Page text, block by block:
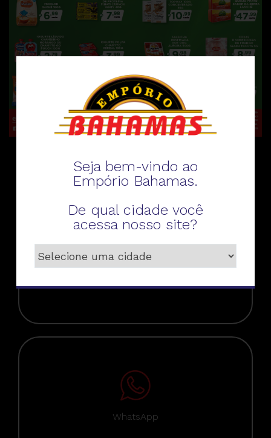
Fale conosco
WhatsApp
Seja bem-vindo ao
Empório Bahamas.
De qual cidade você
acessa nosso site?